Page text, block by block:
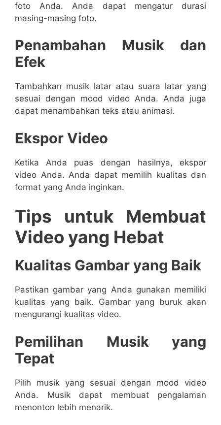
foto Anda. Anda dapat mengatur durasi
masing-masing foto.
Penambahan Musik dan
Efek
Tambahkan musik latar atau suara latar yang
sesuai dengan mood video Anda. Anda juga
dapat menambahkan teks atau animasi.
Ekspor Video
Ketika Anda puas dengan hasilnya, ekspor
video Anda. Anda dapat memilih kualitas dan
format yang Anda inginkan.
Tips untuk Membuat
Video yang Hebat
Kualitas Gambar yang Baik
Pastikan gambar yang Anda gunakan memiliki
kualitas yang baik. Gambar yang buruk akan
mengurangi kualitas video.
Pemilihan Musik yang
Tepat
Pilih musik yang sesuai dengan mood video
Anda. Musik dapat membuat pengalaman
menonton lebih menarik.